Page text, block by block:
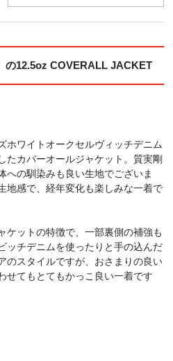
12.5oz COVERALL JACKET
ホワイトオークセルヴィッチデニム
たカバーオールジャケット。質実剛
への馴染みも良い生地でございま
地感で、経年変化も楽しみな一着で
ケットの特徴で、一部裏側の補強も
ッチデニムを使ったりと手の込んだ
のスタイルですが、おさまりの良い
せてもとてもかっこ良い一着です